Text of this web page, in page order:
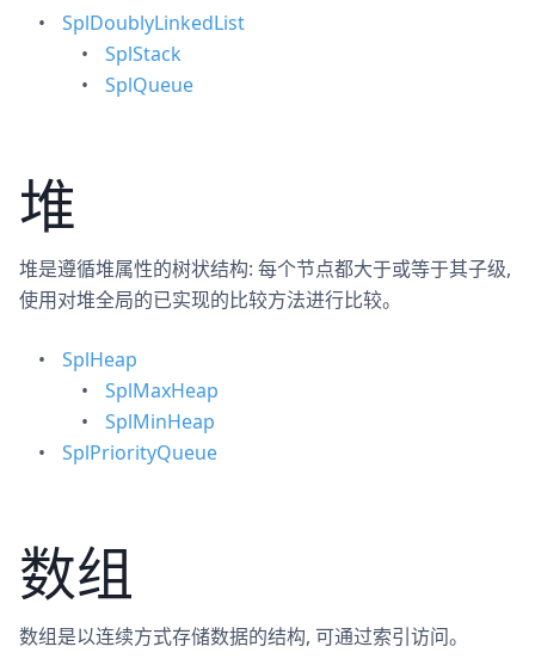
SplDoublyLinkedList
SplStack
SplQueue
堆
堆是遵循堆属性的树状结构: 每个节点都大于或等于其子级,
使用对堆全局的已实现的比较方法进行比较。
SplHeap
SplMaxHeap
SplMinHeap
SplPriorityQueue
数组
数组是以连续方式存储数据的结构, 可通过索引访问。